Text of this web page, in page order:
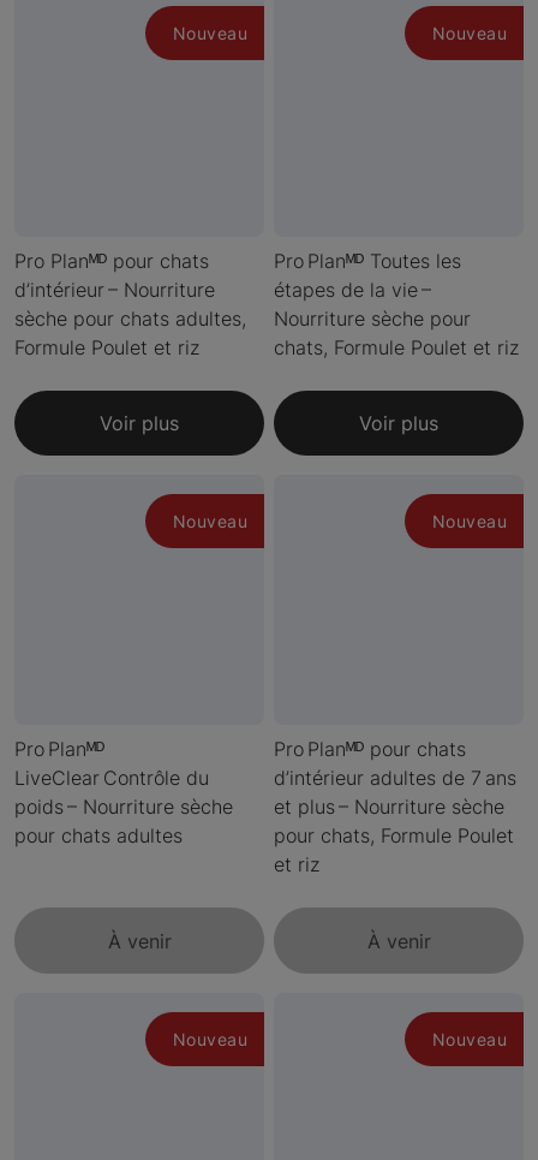
Nouveau
Pro Planᴹᴰ pour chats
d’intérieur – Nourriture
sèche pour chats adultes,
Formule Poulet et riz
Voir plus
Nouveau
Pro Planᴹᴰ Toutes les
étapes de la vie –
Nourriture sèche pour
chats, Formule Poulet et riz
Voir plus
Nouveau
Pro Planᴹᴰ
LiveClear Contrôle du
poids – Nourriture sèche
pour chats adultes
À venir
Nouveau
Pro Planᴹᴰ pour chats
d’intérieur adultes de 7 ans
et plus – Nourriture sèche
pour chats, Formule Poulet
et riz
À venir
Nouveau Nouveau